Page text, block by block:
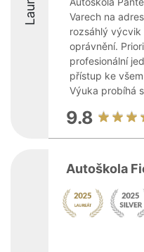
Varech na
rozsáhlý
oprávnění.
profesionální
přístup ke
Výuka probíhá
9.8
Autoškola